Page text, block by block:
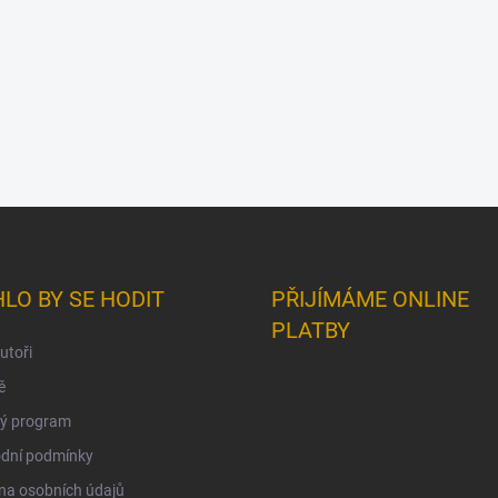
BY SE HODIT
program
podmínky
osobních údajů
PŘIJÍMÁME ONLINE
PLATBY